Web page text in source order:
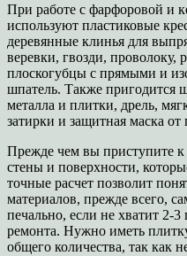
При работе с фарфоровой и
используют пластиковые
деревянные клинья для
веревки, гвозди, проволоку,
плоскогубцы с прямыми и
шпатель. Также пригодится
металла и плитки, дрель,
затирки и защитная маска
Прежде чем вы приступите к
стены и поверхности,
точные расчет позволит
материалов, прежде всего,
печально, если не хватит 2-
ремонта. Нужно иметь
общего количества, так как